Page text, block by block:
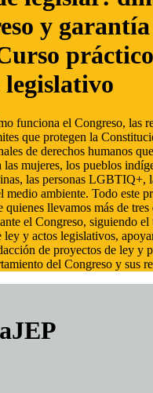
y
legislativo
funciona el Congreso, las
que protegen la
de derechos humanos
mujeres, los pueblos
las personas LGBTIQ+,
medio ambiente. Todo este
llevamos más de tres
el Congreso, siguiendo el
ley y actos legislativos,
de proyectos de ley y
del Congreso y sus